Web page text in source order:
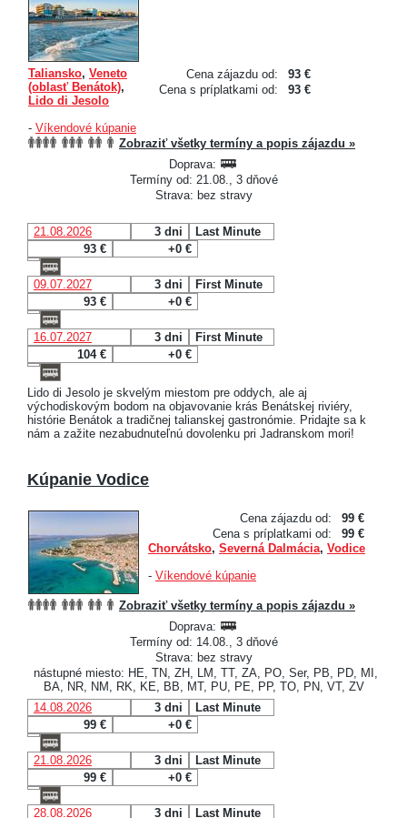
Cena zájazdu od:
93 €
Cena s príplatkami od:
93 €
Taliansko, Veneto
(oblasť Benátok),
Lido di Jesolo
- Víkendové kúpanie
Zobraziť všetky termíny a popis zájazdu »
Doprava:
Termíny od: 21.08., 3 dňové
Strava: bez stravy
21.08.2026 3 dni
Last Minute
93 €
+0 €
09.07.2027 3 dni
First Minute
93 €
+0 €
16.07.2027 3 dni
First Minute
104 €
+0 €
Lido di Jesolo je skvelým miestom pre oddych, ale aj
východiskovým bodom na objavovanie krás Benátskej riviéry,
histórie Benátok a tradičnej talianskej gastronómie. Pridajte sa k
nám a zažite nezabudnuteľnú dovolenku pri Jadranskom mori!
Kúpanie Vodice
Cena zájazdu od:
99 €
Cena s príplatkami od:
99 €
Chorvátsko, Severná Dalmácia, Vodice
- Víkendové kúpanie
Zobraziť všetky termíny a popis zájazdu »
Doprava:
Termíny od: 14.08., 3 dňové
Strava: bez stravy
nástupné miesto: HE, TN, ZH, LM, TT, ZA, PO, Ser, PB, PD, MI,
BA, NR, NM, RK, KE, BB, MT, PU, PE, PP, TO, PN, VT, ZV
14.08.2026
3 dni
Last Minute
99 €
+0 €
21.08.2026 3 dni
Last Minute
99 €
+0 €
28.08.2026 3 dni Last Minute